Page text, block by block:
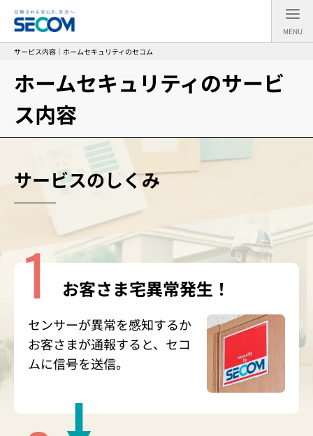
MENU
サービス内容｜ホームセキュリティのセコム
ホームセキュリティのサービ
ス内容
サービスのしくみ
お客さま宅異常発生！
センサーが異常を感知するか
お客さまが通報すると、セコ
ムに信号を送信。